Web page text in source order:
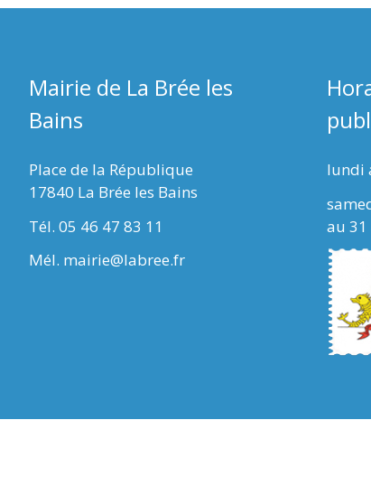
Mairie de La Brée les
Bains
Place de la République
17840 La Brée les Bains
Tél. 05 46 47 83 11
Mél. mairie@labree.fr
lundi
au